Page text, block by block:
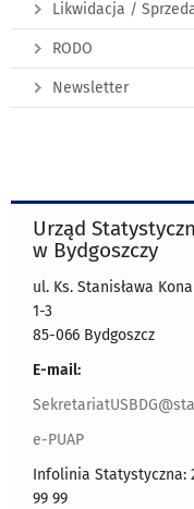
Likwidacja /
RODO
Newsletter
Urząd
w Bydgoszczy
ul. Ks. Stanisława
1-3
85-066 Bydgoszcz
E-mail:
e-PUAP
Infolinia Statystyczna:
99 99